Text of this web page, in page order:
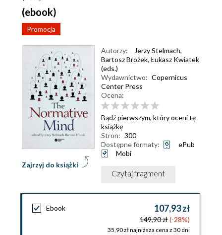
(ebook)
Promocja
Zajrzyj do książki
Autorzy: Jerzy Stelmach,
Bartosz Brożek, Łukasz Kwiatek
(eds.)
Wydawnictwo: Copernicus
Center Press
Ocena:
Bądź pierwszym, który oceni tę
książkę
Stron: 300
Dostępne formaty:
ePub
Mobi
Czytaj fragment
Ebook 107,93 zł
149,90 zł(-28%)
35,90 zł najniższa cena z 30 dni